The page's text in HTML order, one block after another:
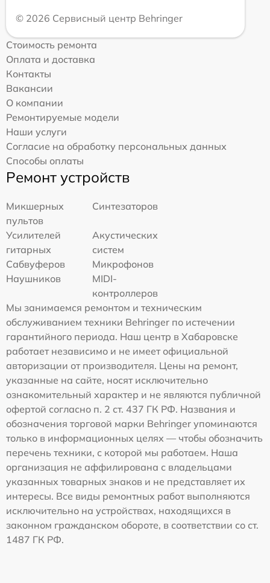
© 2026 Сервисный центр Behringer
Стоимость ремонта
Оплата и доставка
Контакты
Вакансии
О компании
Ремонтируемые модели
Наши услуги
Согласие на обработку персональных данных
Способы оплаты
Ремонт устройств
Микшерных
пультов
Синтезаторов
Усилителей
гитарных
Акустических
систем
Сабвуферов
Микрофонов
Наушников
MIDI-
контроллеров
Мы занимаемся ремонтом и техническим
обслуживанием техники Behringer по истечении
гарантийного периода. Наш центр в Хабаровске
работает независимо и не имеет официальной
авторизации от производителя. Цены на ремонт,
указанные на сайте, носят исключительно
ознакомительный характер и не являются публичной
офертой согласно п. 2 ст. 437 ГК РФ. Названия и
обозначения торговой марки Behringer упоминаются
только в информационных целях — чтобы обозначить
перечень техники, с которой мы работаем. Наша
организация не аффилирована с владельцами
указанных товарных знаков и не представляет их
интересы. Все виды ремонтных работ выполняются
исключительно на устройствах, находящихся в
законном гражданском обороте, в соответствии со ст.
1487 ГК РФ.